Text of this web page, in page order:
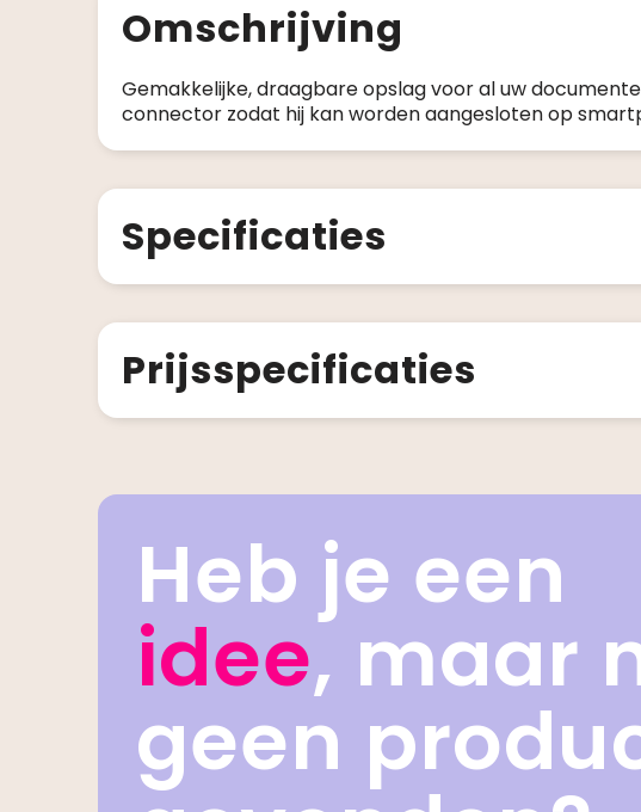
Omschrijving
Gemakkelijke, draagbare opslag voor al uw
connector zodat hij kan worden aangesloten op
Specificaties
Prijsspecificaties
Heb je een
idee, maar
geen